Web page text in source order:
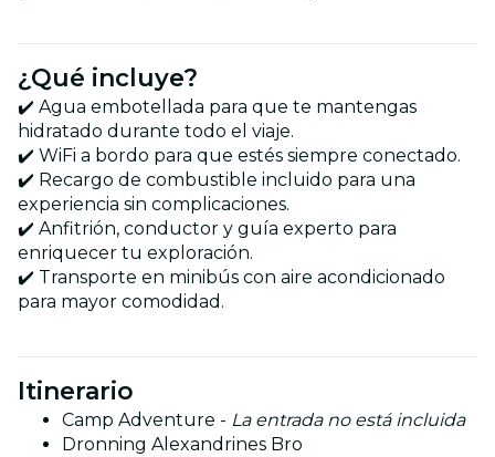
¿Qué incluye?
✔️ Agua embotellada para que te mantengas
hidratado durante todo el viaje.
✔️ WiFi a bordo para que estés siempre conectado.
✔️ Recargo de combustible incluido para una
experiencia sin complicaciones.
✔️ Anfitrión, conductor y guía experto para
enriquecer tu exploración.
✔️ Transporte en minibús con aire acondicionado
para mayor comodidad.
Itinerario
Camp Adventure - La entrada no está incluida
Dronning Alexandrines Bro